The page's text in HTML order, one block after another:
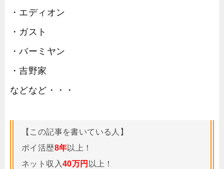
・エディオン
・ガスト
・バーミヤン
・吉野家
などなど・・・
【この記事を書いている人】
ポイ活歴8年以上！
ネット収入40万円 以上！